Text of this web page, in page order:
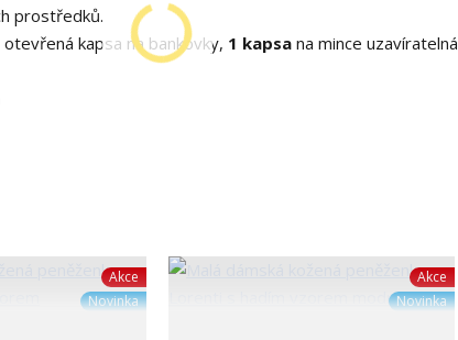
prostředků.
otevřená kapsa na bankovky, 1 kapsa na mince uzavíratelná
Akce
Novinka
Akce
Novinka